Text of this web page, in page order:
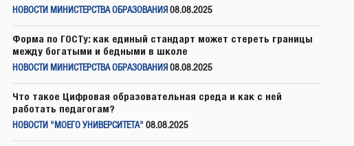
НОВОСТИ МИНИСТЕРСТВА ОБРАЗОВАНИЯ 08.08.2025
Форма по ГОСТу: как единый стандарт может стереть границы
между богатыми и бедными в школе
НОВОСТИ МИНИСТЕРСТВА ОБРАЗОВАНИЯ 08.08.2025
Что такое Цифровая образовательная среда и как с ней
работать педагогам?
НОВОСТИ "МОЕГО УНИВЕРСИТЕТА" 08.08.2025